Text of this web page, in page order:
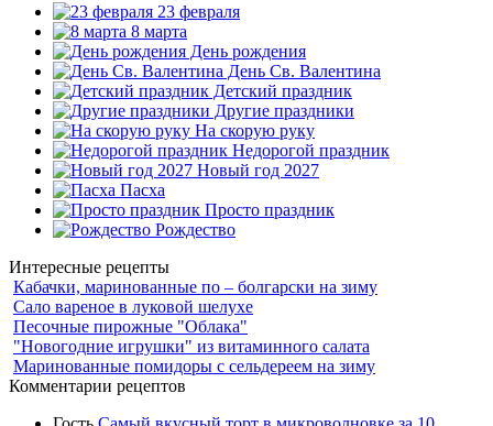
23 февраля
8 марта
День рождения
День Св. Валентина
Детский праздник
Другие праздники
На скорую руку
Недорогой праздник
Новый год 2027
Пасха
Просто праздник
Рождество
Интересные рецепты
Кабачки, маринованные по – болгарски на зиму
Сало вареное в луковой шелухе
Песочные пирожные "Облака"
"Новогодние игрушки" из витаминного салата
Маринованные помидоры с сельдереем на зиму
Комментарии рецептов